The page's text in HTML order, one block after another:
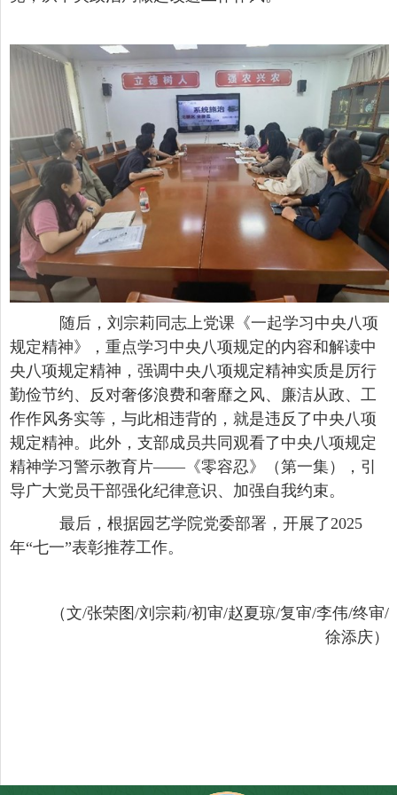
随后，刘宗莉同志上党课《一起学习中央八项
规定精神》，重点学习中央八项规定的内容和解读中
央八项规定精神，强调中央八项规定精神实质是厉行
勤俭节约、反对奢侈浪费和奢靡之风、廉洁从政、工
作作风务实等，与此相违背的，就是违反了中央八项
规定精神。此外，支部成员共同观看了中央八项规定
精神学习警示教育片——《零容忍》（第一集），引
导广大党员干部强化纪律意识、加强自我约束。
最后，根据园艺学院党委部署，开展了2025
年“七一”表彰推荐工作。
（文/张荣图 /刘宗莉/初审/赵夏琼/复审/李伟/终审/
徐添庆）